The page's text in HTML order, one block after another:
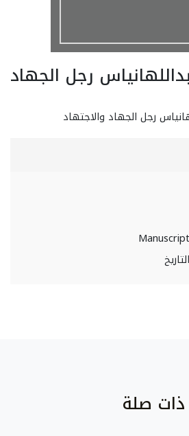
رجل الجهاد
رجل الجهاد والاجتهاد
Manuscript
التاريخ
ذات صلة